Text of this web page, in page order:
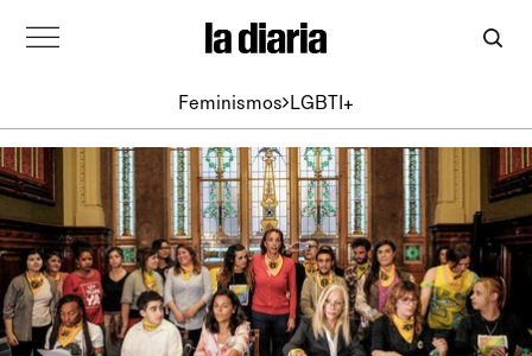
Feminismos LGBTI+